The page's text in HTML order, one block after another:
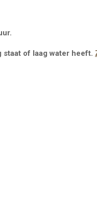
of laag water heeft.